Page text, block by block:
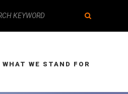
WHAT WE STAND FOR